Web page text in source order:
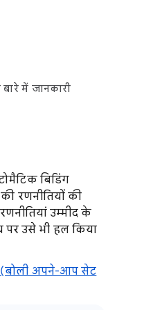
में जानकारी
बिडिंग
रणनीतियों की
उम्मीद के
पर उसे भी हल किया
(बोली अपने-आप सेट